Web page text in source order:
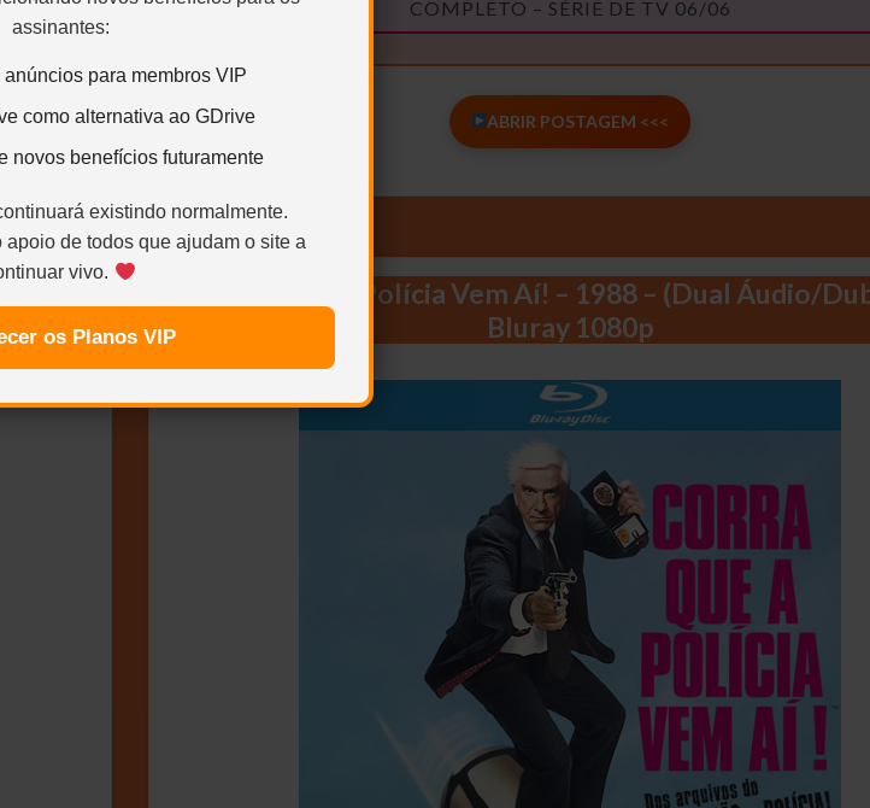
assinantes:
anúncios para membros VIP
como alternativa ao GDrive
novos benefícios futuramente
existindo normalmente.
de todos que ajudam o site a
vivo.
os Planos VIP
COMPLETO – SÉRIE DE TV 06/06
ABRIR POSTAGEM <<<
Corra Que a Polícia Vem Aí! – 1988 – (Dual Áudio/
Bluray 1080p